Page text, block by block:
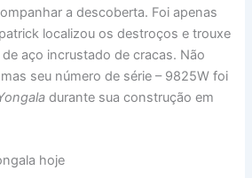
a descoberta. Foi apenas
localizou os destroços e trouxe
aço incrustado de cracas. Não
seu número de série – 9825W foi
durante sua construção em
hoje